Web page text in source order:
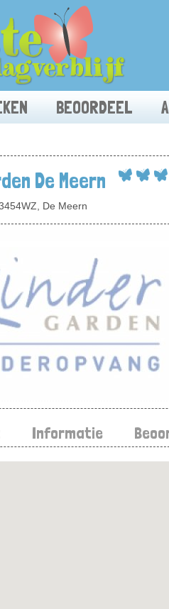
BEOORDEEL
De Meern
De Meern
Informatie